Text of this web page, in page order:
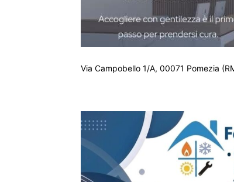
Via Campobello 1/A, 00071 Pomezia